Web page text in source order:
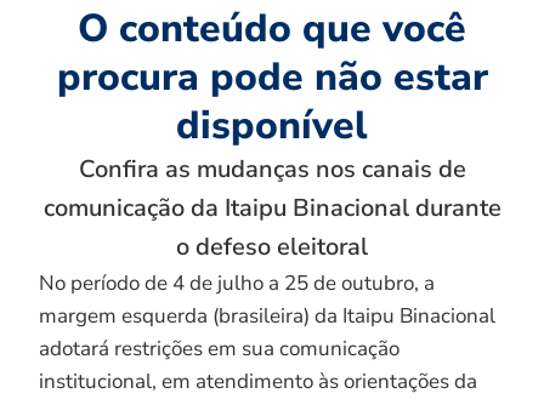
O conteúdo que você
procura pode não estar
disponível
Confira as mudanças nos canais de
comunicação da Itaipu Binacional durante
o defeso eleitoral
No período de 4 de julho a 25 de outubro, a
margem esquerda (brasileira) da Itaipu Binacional
adotará restrições em sua comunicação
institucional, em atendimento às orientações da